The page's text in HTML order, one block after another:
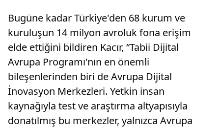
Bugüne kadar Türkiye'den 68 kurum ve
kuruluşun 14 milyon avroluk fona erişim
elde ettiğini bildiren Kacır, “Tabii Dijital
Avrupa Programı'nın en önemli
bileşenlerinden biri de Avrupa Dijital
İnovasyon Merkezleri. Yetkin insan
kaynağıyla test ve araştırma altyapısıyla
donatılmış bu merkezler, yalnızca Avrupa